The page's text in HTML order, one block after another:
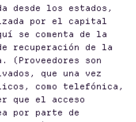
desde los estados,
por el capital
se comenta de la
recuperación de la
(Proveedores son
que una vez
como telefónica,
que el acceso
por parte de